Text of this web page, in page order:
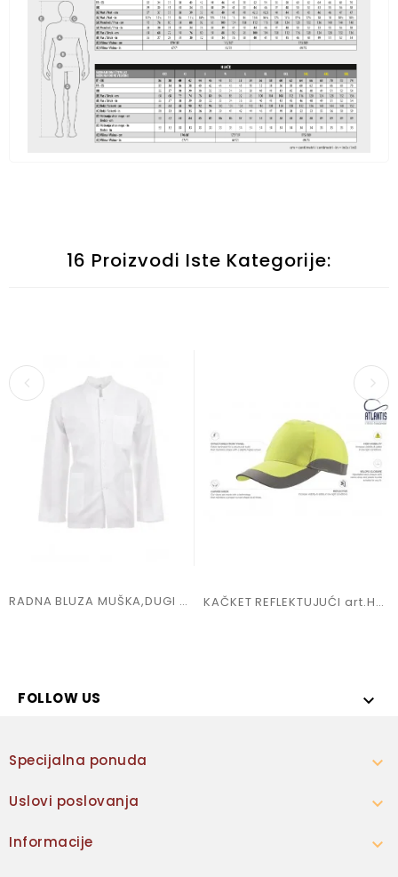
16 Proizvodi Iste Kategorije:
RADNA BLUZA MUŠKA,DUGI RUKAV ,RUSKA KRAGNA KAČKET REFLEKTUJUĆI art.Helpy
FOLLOW US 
Specijalna ponuda 
Uslovi poslovanja 
Informacije 